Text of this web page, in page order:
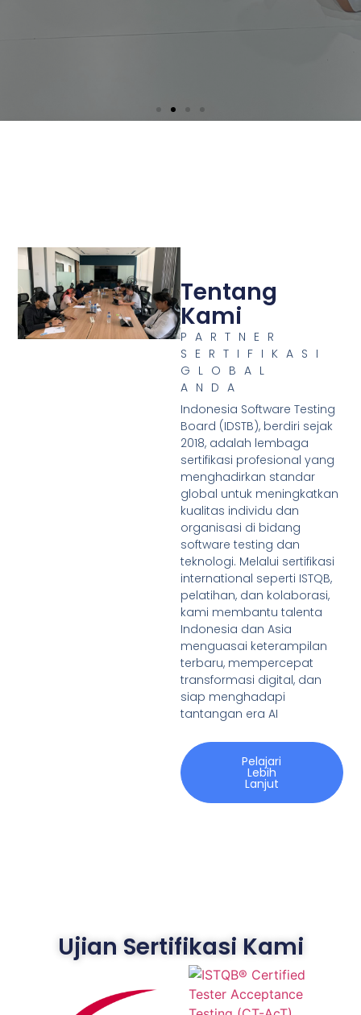
Tentang
Kami
PARTNER
SERTIFIKASI
GLOBAL
ANDA
Indonesia Software Testing
Board (IDSTB), berdiri sejak
2018, adalah lembaga
sertifikasi profesional yang
menghadirkan standar
global untuk meningkatkan
kualitas individu dan
organisasi di bidang
software testing dan
teknologi. Melalui sertifikasi
international seperti ISTQB,
pelatihan, dan kolaborasi,
kami membantu talenta
Indonesia dan Asia
menguasai keterampilan
terbaru, mempercepat
transformasi digital, dan
siap menghadapi
tantangan era AI
Pelajari
Lebih
Lanjut
Ujian Sertifikasi Kami